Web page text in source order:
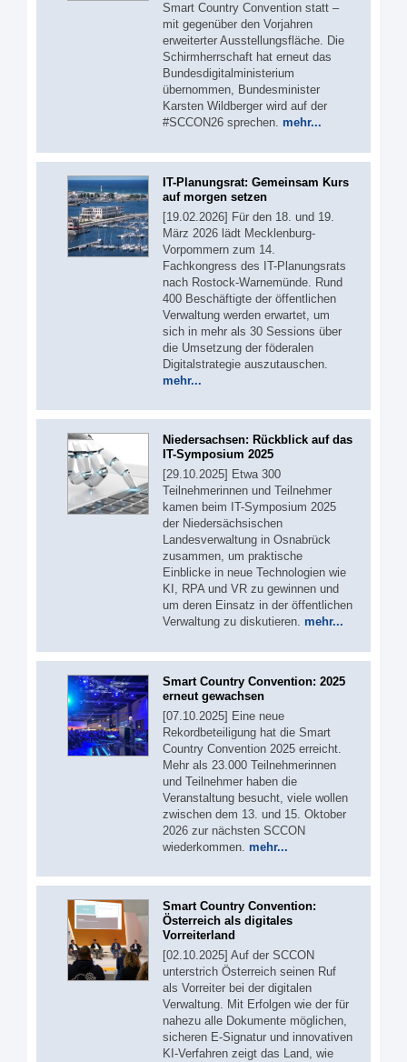
Smart Country Convention statt –
mit gegenüber den Vorjahren
erweiterter Ausstellungsfläche. Die
Schirmherrschaft hat erneut das
Bundesdigitalministerium
übernommen, Bundesminister
Karsten Wildberger wird auf der
#SCCON26 sprechen. mehr...
IT-Planungsrat: Gemeinsam Kurs
auf morgen setzen
[19.02.2026] Für den 18. und 19.
März 2026 lädt Mecklenburg-
Vorpommern zum 14.
Fachkongress des IT-Planungsrats
nach Rostock-Warnemünde. Rund
400 Beschäftigte der öffentlichen
Verwaltung werden erwartet, um
sich in mehr als 30 Sessions über
die Umsetzung der föderalen
Digitalstrategie auszutauschen.
mehr...
Niedersachsen: Rückblick auf das
IT-Symposium 2025
[29.10.2025] Etwa 300
Teilnehmerinnen und Teilnehmer
kamen beim IT-Symposium 2025
der Niedersächsischen
Landesverwaltung in Osnabrück
zusammen, um praktische
Einblicke in neue Technologien wie
KI, RPA und VR zu gewinnen und
um deren Einsatz in der öffentlichen
Verwaltung zu diskutieren. mehr...
Smart Country Convention: 2025
erneut gewachsen
[07.10.2025] Eine neue
Rekordbeteiligung hat die Smart
Country Convention 2025 erreicht.
Mehr als 23.000 Teilnehmerinnen
und Teilnehmer haben die
Veranstaltung besucht, viele wollen
zwischen dem 13. und 15. Oktober
2026 zur nächsten SCCON
wiederkommen. mehr...
Smart Country Convention:
Österreich als digitales
Vorreiterland
[02.10.2025] Auf der SCCON
unterstrich Österreich seinen Ruf
als Vorreiter bei der digitalen
Verwaltung. Mit Erfolgen wie der für
nahezu alle Dokumente möglichen,
sicheren E-Signatur und innovativen
KI-Verfahren zeigt das Land, wie